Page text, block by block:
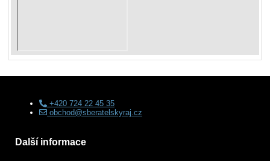
+420 724 22 45 35
obchod@sberatelskyraj.cz
Další informace